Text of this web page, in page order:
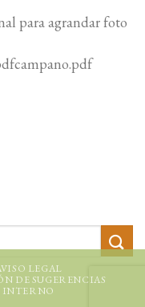
para agrandar foto
LEGAL
DE SUGERENCIAS
INTERNO